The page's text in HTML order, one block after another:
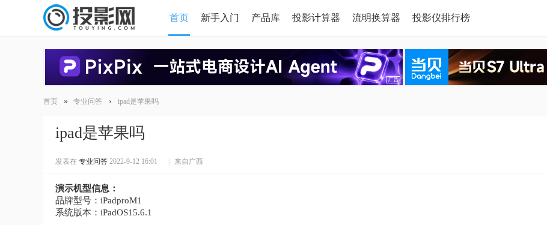
首页 新手入门 产品库 投影计算器 流明换算器 投影仪排行榜
HDMI版本对比
首页 » 专业问答 › ipad是苹果吗
ipad是苹果吗
发表在 专业问答 2022-9-12 16:01 来自广西
演示机型信息：
品牌型号：iPadproM1
系统版本：iPadOS15.6.1